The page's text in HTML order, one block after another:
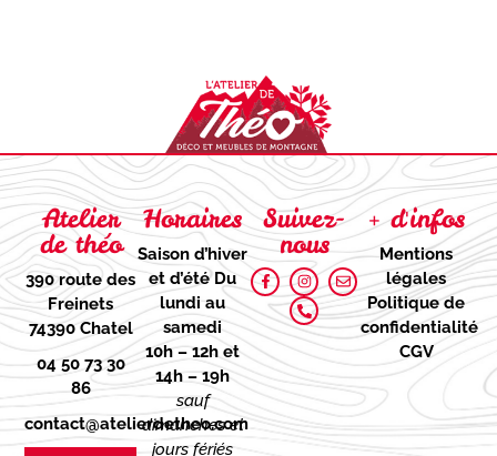
Atelier
de théo
390 route des
Freinets
74390 Chatel
04 50 73 30
86
contact@atelierdetheo.com
Horaires
Saison d’hiver
et d’étéDu
lundi au
samedi
10h – 12h et
14h – 19h
sauf
dimanches et
jours fériés
Suivez-
nous
+ d'infos
Mentions
légales
Politique de
confidentialité
CGV